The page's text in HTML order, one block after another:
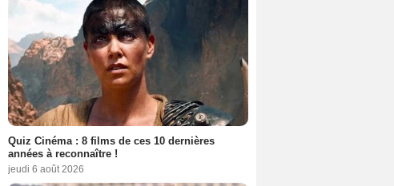
Quiz Cinéma : 8 films de ces 10 dernières
années à reconnaître !
jeudi 6 août 2026